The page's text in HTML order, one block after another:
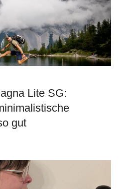
Lite SG:
gut